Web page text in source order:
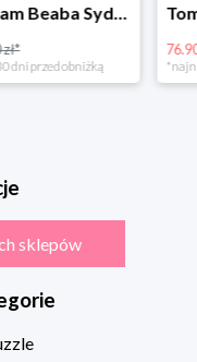
Torba dla mam Beaba Sydney Play Print marsala
96.90 zł*
*najniższa cena z
sklepów